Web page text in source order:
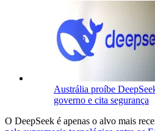
Austrália proíbe
governo e cita segurança
O DeepSeek é apenas o alvo mais